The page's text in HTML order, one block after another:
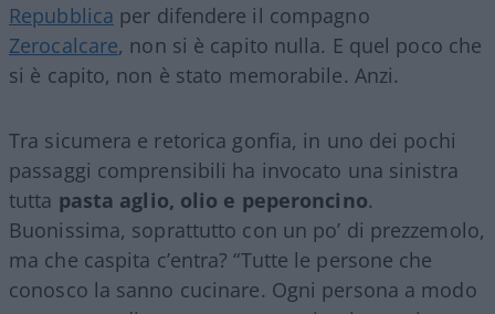
Repubblica per difendere il compagno
Zerocalcare, non si è capito nulla. E quel poco che
si è capito, non è stato memorabile. Anzi.
Tra sicumera e retorica gonfia, in uno dei pochi
passaggi comprensibili ha invocato una sinistra
tutta pasta aglio, olio e peperoncino.
Buonissima, soprattutto con un po’ di prezzemolo,
ma che caspita c’entra? “Tutte le persone che
conosco la sanno cucinare. Ogni persona a modo